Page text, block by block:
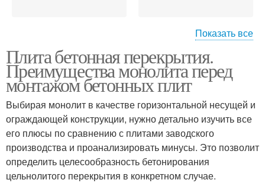
Плиты для перекрытия Бетонная плита
Облегченные плиты Бюджетные плиты
Показать все
Плита бетонная перекрытия.
Преимущества монолита перед
монтажом бетонных плит
Выбирая монолит в качестве горизонтальной несущей и
ограждающей конструкции, нужно детально изучить все
его плюсы по сравнению с плитами заводского
производства и проанализировать минусы. Это позволит
определить целесообразность бетонирования
цельнолитого перекрытия в конкретном случае.